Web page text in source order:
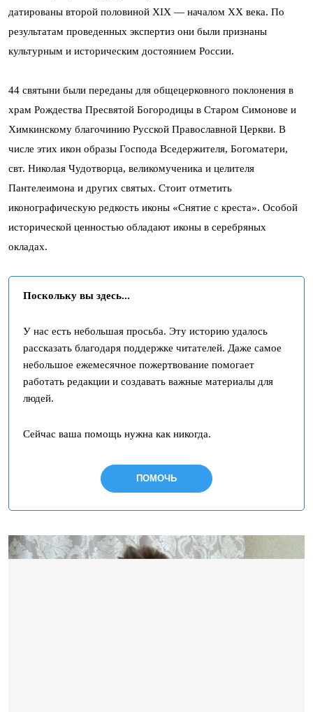
датированы второй половиной XIX — началом XX века. По
результатам проведенных экспертиз они были признаны
культурным и историческим достоянием России.
44 святыни были переданы для общецерковного поклонения в
храм Рождества Пресвятой Богородицы в Старом Симонове и
Химкинскому благочинию Русской Православной Церкви. В
числе этих икон образы Господа Вседержителя, Богоматери,
свт. Николая Чудотворца, великомученика и целителя
Пантелеимона и других святых. Стоит отметить
иконографическую редкость иконы «Снятие с креста». Особой
исторической ценностью обладают иконы в серебряных
окладах.
Поскольку вы здесь...
У нас есть небольшая просьба. Эту историю удалось
рассказать благодаря поддержке читателей. Даже самое
небольшое ежемесячное пожертвование помогает
работать редакции и создавать важные материалы для
людей.
Сейчас ваша помощь нужна как никогда.
ПОМОЧЬ